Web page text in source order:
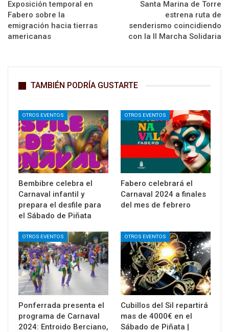
Exposición temporal en
Fabero sobre la
emigración hacia tierras
americanas
Santa Marina de Torre
estrena ruta de
senderismo coincidiendo
con la II Marcha Solidaria
TAMBIÉN PODRÍA GUSTARTE
OTROS EVENTOS
Bembibre celebra el
Carnaval infantil y
prepara el desfile para
el Sábado de Piñata
OTROS EVENTOS
Fabero celebrará el
Carnaval 2024 a finales
del mes de febrero
OTROS EVENTOS
Ponferrada presenta el
programa de Carnaval
2024: Entroido Berciano,
OTROS EVENTOS
Cubillos del Sil repartirá
mas de 4000€ en el
Sábado de Piñata |